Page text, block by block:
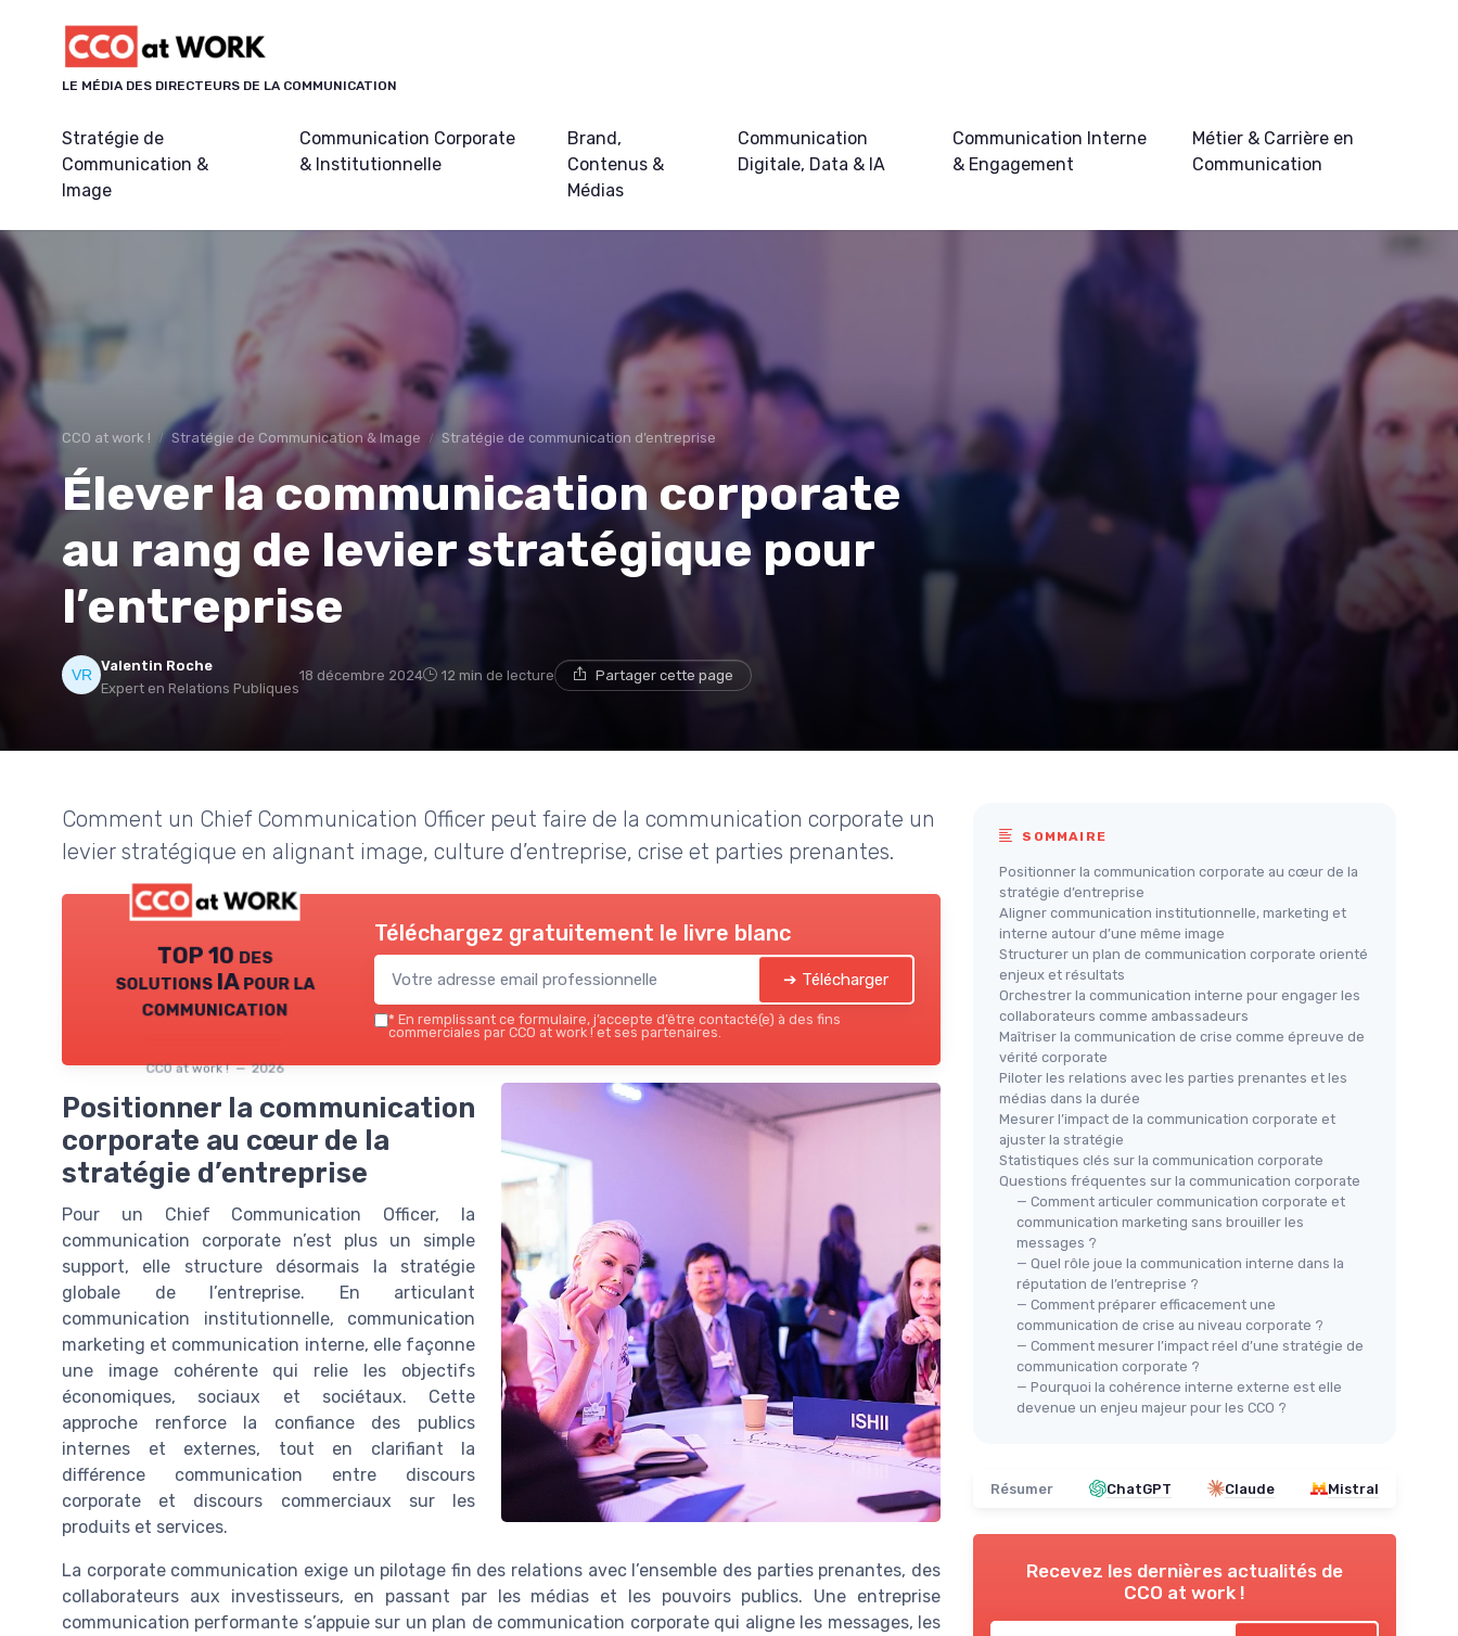
LE MÉDIA DES DIRECTEURS DE LA COMMUNICATION
Stratégie de
Communication &
Image
Communication Corporate
& Institutionnelle
Brand,
Contenus &
Médias
Communication
Digitale, Data & IA
Communication Interne
& Engagement
Métier & Carrière en
Communication
CCO at work ! Stratégie de Communication & Image Stratégie de communication d’entreprise
Élever la communication corporate
au rang de levier stratégique pour
l’entreprise
Valentin Roche
Expert en Relations Publiques
18 décembre 2024 12 min de lecture Partager cette page
Comment un Chief Communication Officer peut faire de la communication corporate un
levier stratégique en alignant image, culture d’entreprise, crise et parties prenantes.
TOP 10 des
solutions IA pour la
communication
CCO at work ! — 2026
Téléchargez gratuitement le livre blanc
➔ Télécharger
* En remplissant ce formulaire, j’accepte d’être contacté(e) à des fins
commerciales par CCO at work ! et ses partenaires.
Positionner la communication
corporate au cœur de la
stratégie d’entreprise
Pour un Chief Communication Officer, la
communication corporate n’est plus un simple
support, elle structure désormais la stratégie
globale de l’entreprise. En articulant
communication institutionnelle, communication
marketing et communication interne, elle façonne
une image cohérente qui relie les objectifs
économiques, sociaux et sociétaux. Cette
approche renforce la confiance des publics
internes et externes, tout en clarifiant la
différence communication entre discours
corporate et discours commerciaux sur les
produits et services.
La corporate communication exige un pilotage fin des relations avec l’ensemble des parties prenantes, des
collaborateurs aux investisseurs, en passant par les médias et les pouvoirs publics. Une entreprise
communication performante s’appuie sur un plan de communication corporate qui aligne les messages, les
SOMMAIRE
Positionner la communication corporate au cœur de la
stratégie d’entreprise
Aligner communication institutionnelle, marketing et
interne autour d’une même image
Structurer un plan de communication corporate orienté
enjeux et résultats
Orchestrer la communication interne pour engager les
collaborateurs comme ambassadeurs
Maîtriser la communication de crise comme épreuve de
vérité corporate
Piloter les relations avec les parties prenantes et les
médias dans la durée
Mesurer l’impact de la communication corporate et
ajuster la stratégie
Statistiques clés sur la communication corporate
Questions fréquentes sur la communication corporate
— Comment articuler communication corporate et
communication marketing sans brouiller les
messages ?
— Quel rôle joue la communication interne dans la
réputation de l’entreprise ?
— Comment préparer efficacement une
communication de crise au niveau corporate ?
— Comment mesurer l’impact réel d’une stratégie de
communication corporate ?
— Pourquoi la cohérence interne externe est elle
devenue un enjeu majeur pour les CCO ?
Résumer ChatGPT Claude Mistral
Recevez les dernières actualités de
CCO at work !